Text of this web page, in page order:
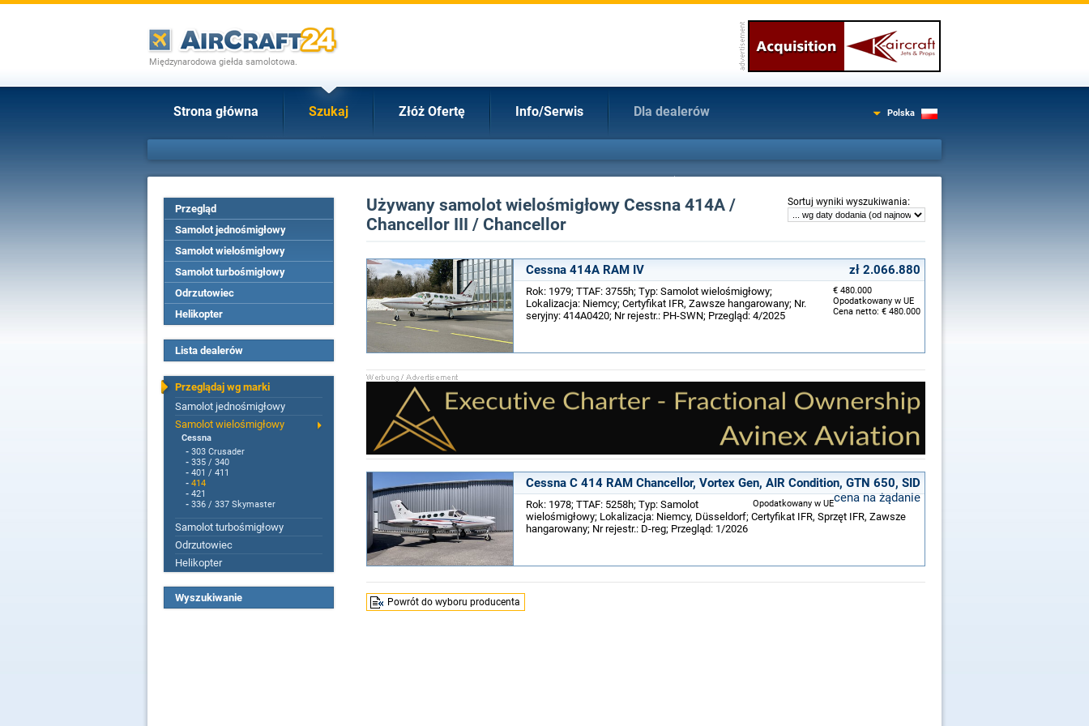
Międzynarodowa giełda samolotowa.
Strona główna Szukaj Złóż Ofertę Info/Serwis Dla dealerów Polska
Przegląd
Samolot jednośmigłowy
Samolot wielośmigłowy
Samolot turbośmigłowy
Odrzutowiec
Helikopter
Lista dealerów
Przeglądaj wg marki
Samolot jednośmigłowy
Samolot wielośmigłowy
Cessna
- 303 Crusader
- 335 / 340
- 401 / 411
- 414
- 421
- 336 / 337 Skymaster
Samolot turbośmigłowy
Odrzutowiec
Helikopter
Wyszukiwanie
Sortuj wyniki wyszukiwania:
Używany samolot wielośmigłowy Cessna 414A /
Chancellor III / Chancellor
Cessna 414A RAM IV zł 2.066.880
€ 480.000
Opodatkowany w UE
Cena netto: € 480.000
Rok: 1979; TTAF: 3755h; Typ: Samolot wielośmigłowy;
Lokalizacja: Niemcy; Certyfikat IFR, Zawsze hangarowany; Nr.
seryjny: 414A0420; Nr rejestr.: PH-SWN; Przegląd: 4/2025
Cessna C 414 RAM Chancellor, Vortex Gen, AIR Condition, GTN 650, SID
cena na żądanie
Opodatkowany w UE
Rok: 1978; TTAF: 5258h; Typ: Samolot
wielośmigłowy; Lokalizacja: Niemcy, Düsseldorf; Certyfikat IFR, Sprzęt IFR, Zawsze
hangarowany; Nr rejestr.: D-reg; Przegląd: 1/2026
Powrót do wyboru producenta